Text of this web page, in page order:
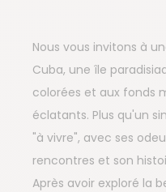
Nous vous invitons à
Cuba, une île
colorées et aux fonds
éclatants. Plus qu'un
"à vivre", avec ses
rencontres et son
Après avoir exploré la